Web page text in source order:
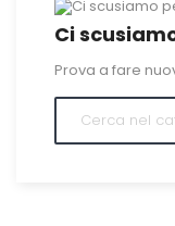
Ci
Prova a fare